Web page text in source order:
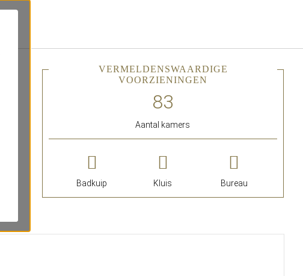
VERMELDENSWAARDIGE
VOORZIENINGEN
Aantal kamers
Badkuip Kluis Bureau